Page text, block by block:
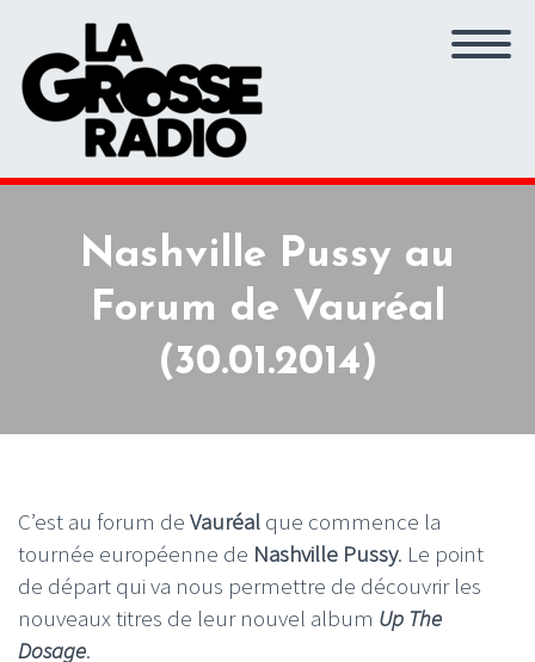
Nashville Pussy au
Forum de Vauréal
(30.01.2014)
C’est au forum de Vauréal que commence la
tournée européenne de Nashville Pussy. Le point
de départ qui va nous permettre de découvrir les
nouveaux titres de leur nouvel album Up The
Dosage.